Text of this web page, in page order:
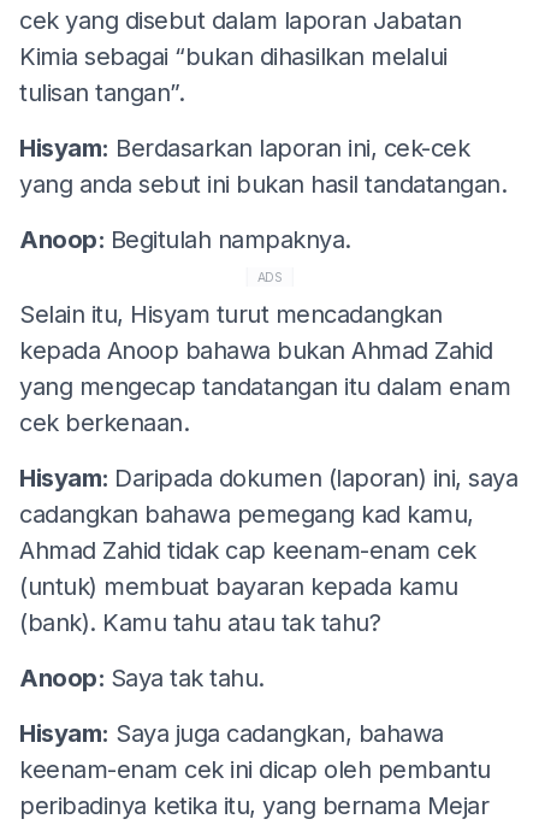
cek yang disebut dalam laporan Jabatan
Kimia sebagai “bukan dihasilkan melalui
tulisan tangan”.
Hisyam: Berdasarkan laporan ini, cek-cek
yang anda sebut ini bukan hasil tandatangan.
Anoop: Begitulah nampaknya.
ADS
Selain itu, Hisyam turut mencadangkan
kepada Anoop bahawa bukan Ahmad Zahid
yang mengecap tandatangan itu dalam enam
cek berkenaan.
Hisyam: Daripada dokumen (laporan) ini, saya
cadangkan bahawa pemegang kad kamu,
Ahmad Zahid tidak cap keenam-enam cek
(untuk) membuat bayaran kepada kamu
(bank). Kamu tahu atau tak tahu?
Anoop: Saya tak tahu.
Hisyam: Saya juga cadangkan, bahawa
keenam-enam cek ini dicap oleh pembantu
peribadinya ketika itu, yang bernama Mejar